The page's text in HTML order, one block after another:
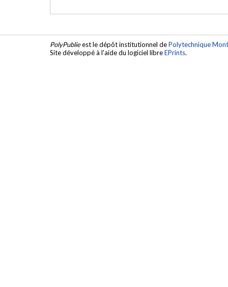
PolyPublieest le dépôt institutionnel dePolytechnique
Site développé à l'aide du logiciel libreEPrints.